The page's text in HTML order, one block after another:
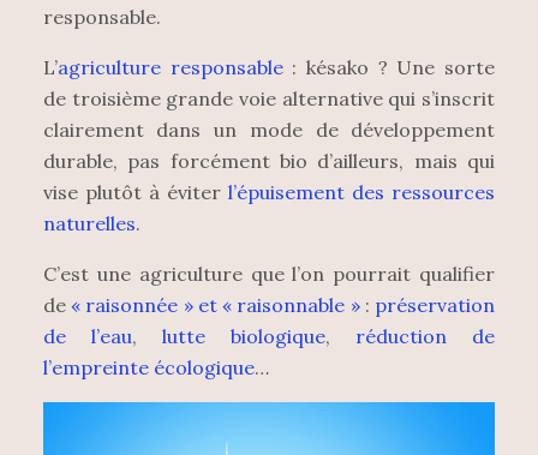
responsable.
L’agriculture responsable: késako ? Une sorte
de troisième grande voie alternative qui s’inscrit
clairement dans un mode de développement
durable, pas forcément bio d’ailleurs, mais qui
vise plutôt à éviterl’épuisement des ressources
naturelles.
C’est une agriculture que l’on pourrait qualifier
de« raisonnée » et « raisonnable »: préservation
de l’eau, lutte biologique, réduction de
l’empreinte écologique…